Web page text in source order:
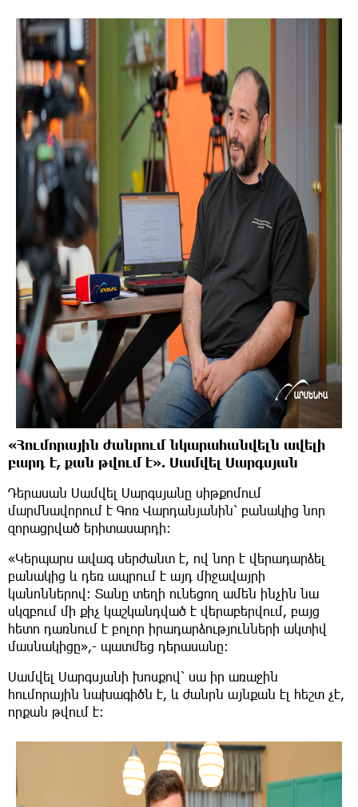
«Հումորային ժանրում նկարահանվելն ավելի
բարդ է, քան թվում է». Սամվել Սարգսյան
Դերասան Սամվել Սարգսյանը սիթքոմում
մարմնավորում է Գոռ Վարդանյանին՝ բանակից նոր
զորացրված երիտասարդի։
«Կերպարս ավագ սերժանտ է, ով նոր է վերադարձել
բանակից և դեռ ապրում է այդ միջավայրի
կանոններով։ Տանը տեղի ունեցող ամեն ինչին նա
սկզբում մի քիչ կաշկանդված է վերաբերվում, բայց
հետո դառնում է բոլոր իրադարձությունների ակտիվ
մասնակիցը»,- պատմեց դերասանը։
Սամվել Սարգսյանի խոսքով՝ սա իր առաջին
հումորային նախագիծն է, և ժանրն այնքան էլ հեշտ չէ,
որքան թվում է։